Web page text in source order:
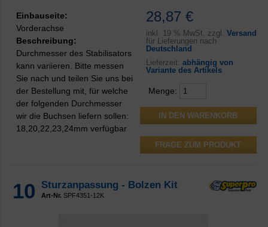
28,87 €
inkl. 19 % MwSt. zzgl. Versand
für Lieferungen nach
Deutschland
Lieferzeit: abhängig von
Variante des Artikels
Menge:
FRAGE ZUM PRODUKT
Einbauseite:
Vorderachse
Beschreibung:
Durchmesser des Stabilisators
kann variieren. Bitte messen
Sie nach und teilen Sie uns bei
der Bestellung mit, für welche
der folgenden Durchmesser
wir die Buchsen liefern sollen:
18,20,22,23,24mm verfügbar
10 Sturzanpassung - Bolzen Kit
Art-Nr. SPF4351-12K